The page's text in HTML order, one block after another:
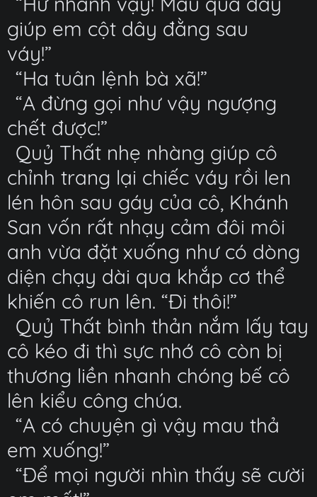
giúp em cột dây đằng sau
váy!”
“Ha tuân lệnh bà xã!”
“A đừng gọi như vậy ngượng
chết được!”
Quỷ Thất nhẹ nhàng giúp cô
chỉnh trang lại chiếc váy rồi len
lén hôn sau gáy của cô, Khánh
San vốn rất nhạy cảm đôi môi
anh vừa đặt xuống như có dòng
diện chạy dài qua khắp cơ thể
khiến cô run lên. “Đi thôi!”
Quỷ Thất bình thản nắm lấy tay
cô kéo đi thì sực nhớ cô còn bị
thương liền nhanh chóng bế cô
lên kiểu công chúa.
“A có chuyện gì vậy mau thả
em xuống!”
“Để mọi người nhìn thấy sẽ cười